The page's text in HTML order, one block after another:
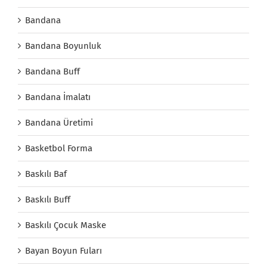
Bandana
Bandana Boyunluk
Bandana Buff
Bandana İmalatı
Bandana Üretimi
Basketbol Forma
Baskılı Baf
Baskılı Buff
Baskılı Çocuk Maske
Bayan Boyun Fuları